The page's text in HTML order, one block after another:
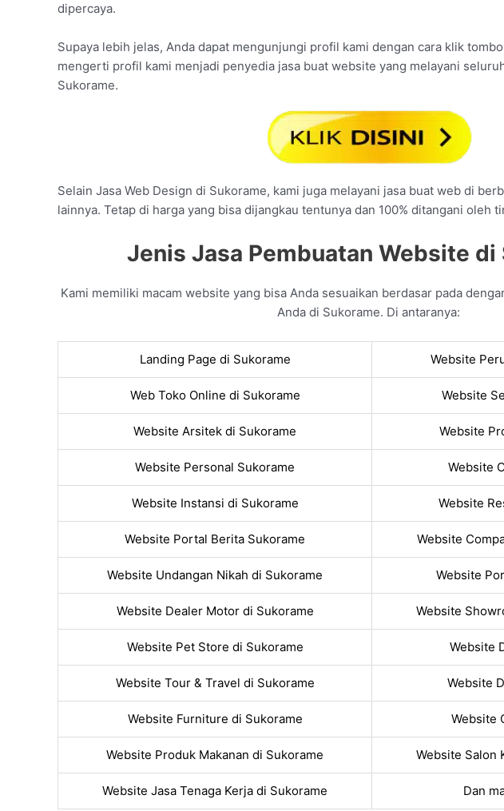
dipercaya.
Supaya lebih jelas, Anda dapat mengunjungi profil kami dengan cara klik
mengerti profil kami menjadi penyedia jasa buat website yang melayani
Sukorame.
Selain Jasa Web Design di Sukorame, kami juga melayani jasa buat web di
lainnya. Tetap di harga yang bisa dijangkau tentunya dan 100% ditangani oleh
Jenis Jasa Pembuatan Website di
Kami memiliki macam website yang bisa Anda sesuaikan berdasar pada
Anda di Sukorame. Di antaranya:
Landing Page di Sukorame Website
Web Toko Online di Sukorame Website
Website Arsitek di Sukorame Website
Website Personal Sukorame Website
Website Instansi di Sukorame Website
Website Portal Berita Sukorame Website
Website Undangan Nikah di Sukorame Website
Website Dealer Motor di Sukorame Website
Website Pet Store di Sukorame Website
Website Tour & Travel di Sukorame Website
Website Furniture di Sukorame Website
Website Produk Makanan di Sukorame Website Salon
Website Jasa Tenaga Kerja di Sukorame Dan